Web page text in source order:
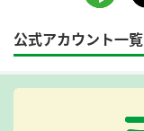
公式アカウント一覧